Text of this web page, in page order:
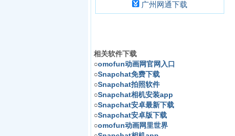
广州网通下载
相关软件下载
○omofun动画网官网入口
○Snapchat免费下载
○Snapchat拍照软件
○Snapchat相机安装app
○Snapchat安卓最新下载
○Snapchat安卓版下载
○omofun动画网里世界